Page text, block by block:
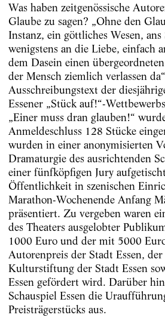
Was haben zeitgenössische
Glaube zu sagen? „Ohne den
Instanz, ein göttliches Wesen, ans
wenigstens an die Liebe, einfach
dem Dasein einen
der Mensch ziemlich verlassen
Ausschreibungstext der
Essener „Stück auf!“-
„Einer muss dran glauben!“
Anmeldeschluss 128 Stücke
wurden in einer anonymisierten
Dramaturgie des ausrichtenden
einer fünfköpfigen Jury
Öffentlichkeit in szenischen
Marathon-Wochenende Anfang
präsentiert. Zu vergeben waren
des Theaters ausgelobter
1000 Euro und der mit 5000
Autorenpreis der Stadt Essen,
Kulturstiftung der Stadt Essen
Essen gefördert wird. Darüber
Schauspiel Essen die
Preisträgerstücks aus.